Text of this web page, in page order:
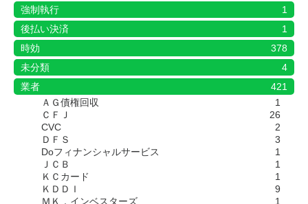
強制執行
1
後払い決済
1
時効
378
未分類
4
業者
421
ＡＧ債権回収
1
ＣＦＪ
26
CVC
2
ＤＦＳ
3
Doフィナンシャルサービス
1
ＪＣＢ
1
ＫＣカード
1
ＫＤＤＩ
9
ＭＫ．インベスターズ
1